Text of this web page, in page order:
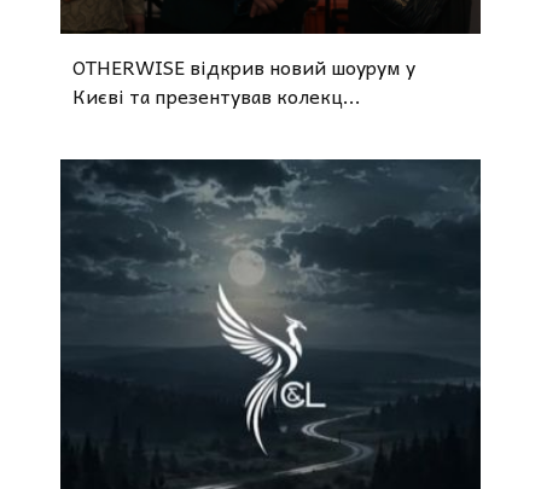
OTHERWISE відкрив новий шоурум у
Києві та презентував колекц...